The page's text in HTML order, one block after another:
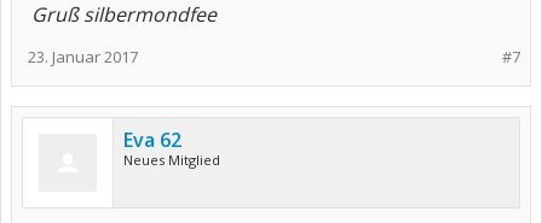
Gruß silbermondfee
#7
23. Januar 2017
Eva 62
Neues Mitglied